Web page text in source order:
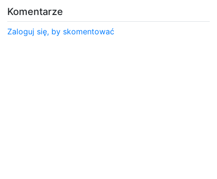
Komentarze
Zaloguj się, by skomentować